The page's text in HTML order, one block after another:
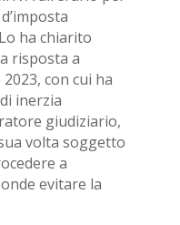
ha chiarito
risposta a
con cui ha
inerzia
giudiziario,
volta soggetto
a
evitare la